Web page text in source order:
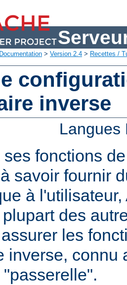
Documentation > Version 2.4 > Recettes /
inverse
fonctions
savoir fournir
à
des
les
inverse, connu